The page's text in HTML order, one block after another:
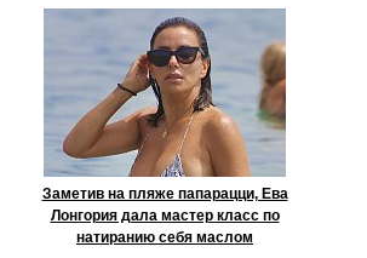
Заметив на пляже папарацци, Ева
Лонгория дала мастер класс по
натиранию себя маслом